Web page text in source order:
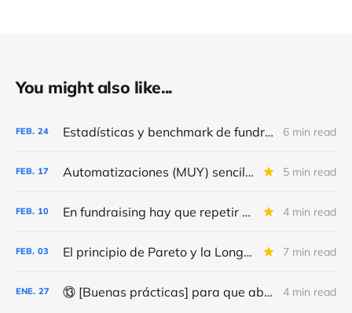
You might also like...
FEB. 24 Estadísticas y benchmark de fundraising (2026) 6 min read
FEB. 17 Automatizaciones (MUY) sencillas para conseguir (MÁS) “leads” y donativos 5 min read
FEB. 10 En fundraising hay que repetir y repetir, como en el día de la marmota 4 min read
FEB. 03 El principio de Pareto y la Long Tail 7 min read
ENE. 27 ⑬ [Buenas prácticas] para que abran (más) tus correos y consigas (más y mejores) donativos 4 min read